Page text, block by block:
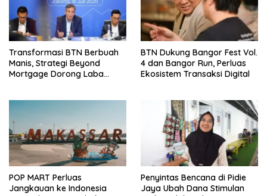
Transformasi BTN Berbuah
Manis, Strategi Beyond
Mortgage Dorong Laba
BTN Dukung Bangor Fest Vol.
4 dan Bangor Run, Perluas
Ekosistem Transaksi Digital
POP MART Perluas
Jangkauan ke Indonesia
Penyintas Bencana di Pidie
Jaya Ubah Dana Stimulan